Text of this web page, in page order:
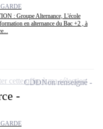
: Groupe Alternance, L'école
en alternance du Bac +2 , à
-
CDDNon renseigné
cette offre à ma sélection